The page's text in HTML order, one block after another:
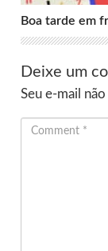
Boa tarde em
Deixe um
Seu e-mail